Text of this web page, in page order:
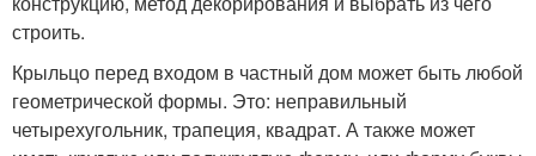
строить.
Крыльцо перед входом в частный дом может быть любой
геометрической формы. Это: неправильный
четырехугольник, трапеция, квадрат. А также может